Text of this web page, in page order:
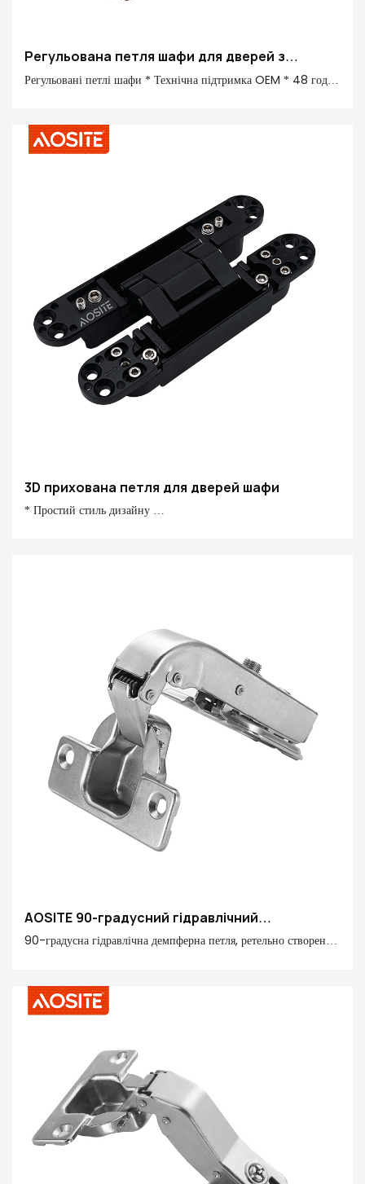
Регульована петля шафи для дверей з
алюмінієвої рами
Регульовані петлі шафи * Технічна підтримка OEM * 48 годин
закриття *Місячна виробнича потужність 600 0000 шт. *4-6
секунд м’якого закриття Детальний дисплей a. Якісна сталь
3D прихована петля для дверей шафи
* Простий стиль дизайну
* Тривимірне регулювання
* Супер вантажопідйомність 40/80 кг
AOSITE 90-градусний гідравлічний
амортизуючий шарнір
90-градусна гідравлічна демпферна петля, ретельно створена
потужні функції, які приносять вам неймовірні враження від
роботи з меблями.